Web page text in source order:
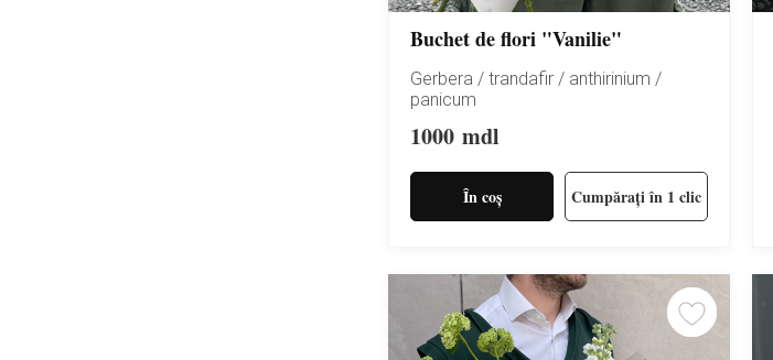
Buchet de flori "Vanilie"
Gerbera / trandafir / anthirinium /
panicum
1000 mdl
În coș Cumpărați în 1 clic